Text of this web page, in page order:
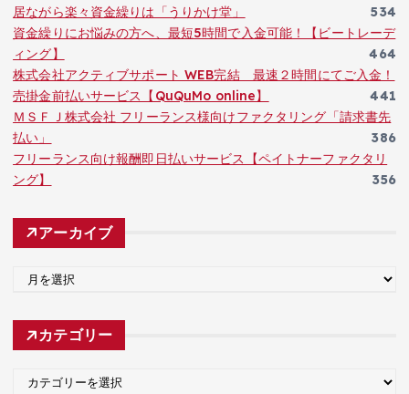
居ながら楽々資金繰りは「うりかけ堂」
534
資金繰りにお悩みの方へ、最短5時間で入金可能！【ビートレーデ
ィング】
464
株式会社アクティブサポート WEB完結 最速２時間にてご入金！
売掛金前払いサービス【QuQuMo online】
441
ＭＳＦＪ株式会社 フリーランス様向けファクタリング「請求書先
払い」
386
フリーランス向け報酬即日払いサービス【ペイトナーファクタリ
ング】
356
アーカイブ
カ
カテゴリー